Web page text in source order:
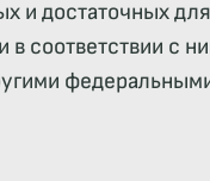
и достаточных
соответствии с